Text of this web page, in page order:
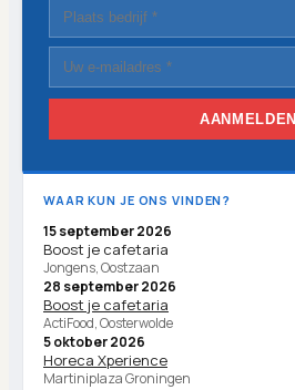
AANMELDEN
WAAR KUN JE ONS VINDEN?
15 september 2026
Boost je cafetaria
Jongens, Oostzaan
28 september 2026
Boost je cafetaria
ActiFood, Oosterwolde
5 oktober 2026
Horeca Xperience
Martiniplaza Groningen